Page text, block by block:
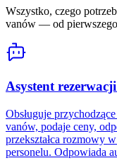
Wszystko, czego
vanów — od
Asystent
Obsługuje
vanów, podaje ceny,
przekształca rozmowy
personelu. Odpowiada